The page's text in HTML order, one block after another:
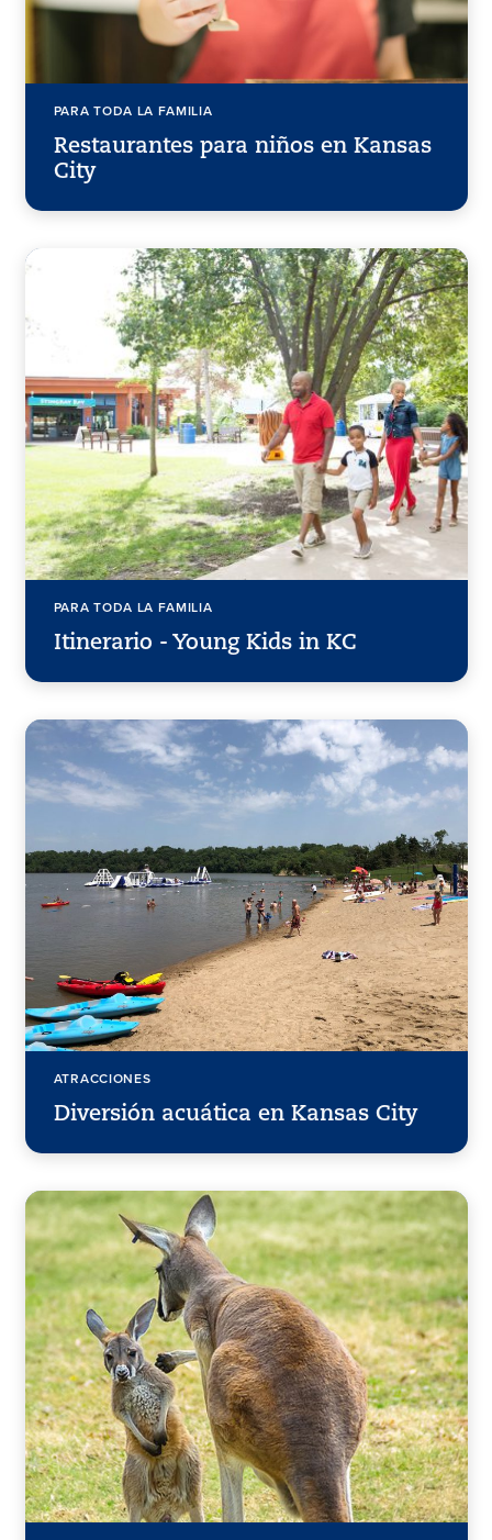
PARA TODA LA FAMILIA
Restaurantes para niños en Kansas
City
PARA TODA LA FAMILIA
Itinerario - Young Kids in KC
ATRACCIONES
Diversión acuática en Kansas City